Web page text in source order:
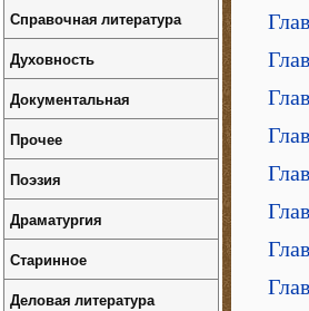
Справочная литература
Духовность
Документальная
Прочее
Поэзия
Драматургия
Старинное
Деловая литература